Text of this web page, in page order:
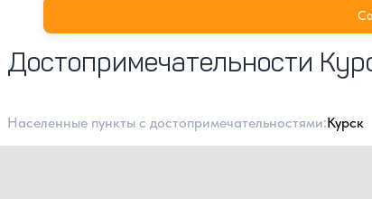
Достопримечательности
Населенные пункты с достопримечательностями:Курск